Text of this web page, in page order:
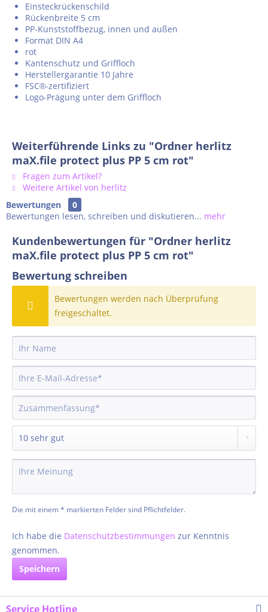
Einsteckrückenschild
Rückenbreite 5 cm
PP-Kunststoffbezug, innen und außen
Format DIN A4
rot
Kantenschutz und Griffloch
Herstellergarantie 10 Jahre
FSC®-zertifiziert
Logo-Prägung unter dem Griffloch
Weiterführende Links zu "Ordner herlitz
maX.file protect plus PP 5 cm rot"
Fragen zum Artikel?
Weitere Artikel von herlitz
Bewertungen
0
Bewertungen lesen, schreiben und diskutieren... mehr
Kundenbewertungen für "Ordner herlitz
maX.file protect plus PP 5 cm rot"
Bewertung schreiben
Bewertungen werden nach Überprüfung
freigeschaltet.
Die mit einem * markierten Felder sind Pflichtfelder.
Ich habe die Datenschutzbestimmungen zur Kenntnis
genommen.
Speichern
Service Hotline